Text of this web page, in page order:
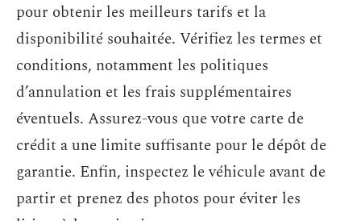
pour obtenir les meilleurs tarifs et la
disponibilité souhaitée. Vérifiez les termes et
conditions, notamment les politiques
d’annulation et les frais supplémentaires
éventuels. Assurez-vous que votre carte de
crédit a une limite suffisante pour le dépôt de
garantie. Enfin, inspectez le véhicule avant de
partir et prenez des photos pour éviter les